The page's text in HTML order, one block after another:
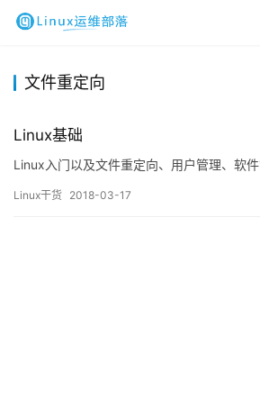
文件重定向
Linux基础
Linux入门以及文件重定向、用户管理、软
Linux干货 2018-03-17